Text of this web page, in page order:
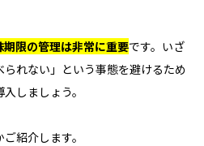
期限の管理は非常に重要です。いざ
れない」という事態を避けるため
しましょう。
紹介します。